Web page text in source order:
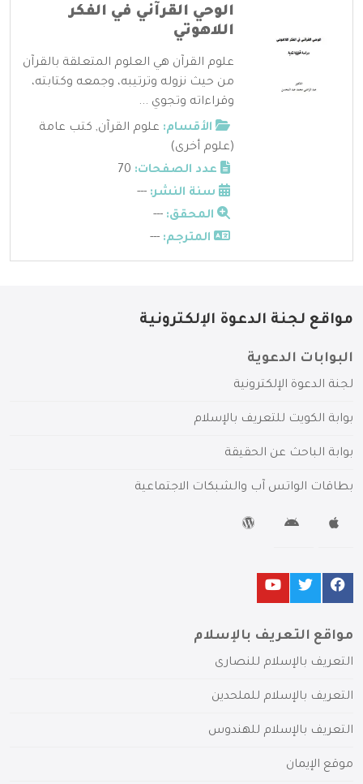
الوحي القرآني في الفكر
اللاهوتي
علوم القرآن هي العلوم المتعلقة بالقرآن
من حيث نزوله وترتيبه، وجمعه وكتابته،
وقراءاته وتجوي ...
الأقسام: علوم القرآن, كتب عامة
(علوم أخرى)
عدد الصفحات:
سنة النشر: ---
المحقق: ---
المترجم: ---
مواقع لجنة الدعوة الإلكترونية
البوابات الدعوية
لجنة الدعوة الإلكترونية
بوابة الكويت للتعريف بالإسلام
بوابة الباحث عن الحقيقة
بطاقات الواتس آب والشبكات الاجتماعية
مواقع التعريف بالإسلام
التعريف بالإسلام للنصارى
التعريف بالإسلام للملحدين
التعريف بالإسلام للهندوس
موقع الإيمان